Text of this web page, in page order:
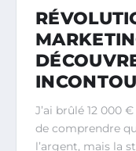
J’ai brûlé 12 000
de comprendre
l’argent, mais la